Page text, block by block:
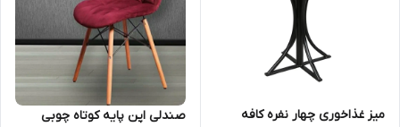
میز غذاخوری چهار نفره کافه
صندلی اپن پایه کوتاه چوبی